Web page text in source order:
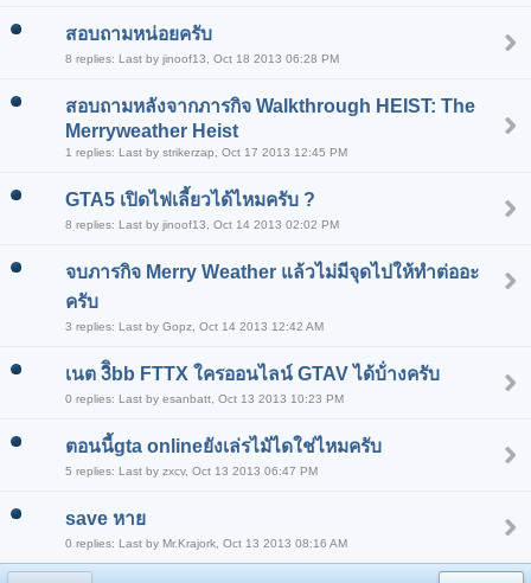
สอบถามหน่อยครับ
8 replies: Last by jinoof13, Oct 18 2013 06:28 PM
สอบถามหลังจากภารกิจ Walkthrough HEIST: The
Merryweather Heist
1 replies: Last by strikerzap, Oct 17 2013 12:45 PM
GTA5 เปิดไฟเลี้ยวได้ไหมครับ ?
8 replies: Last by jinoof13, Oct 14 2013 02:02 PM
จบภารกิจ Merry Weather แล้วไม่มีจุดไปให้ทําต่ออะ
ครับ
3 replies: Last by Gopz, Oct 14 2013 12:42 AM
เนต 3ิิbb FTTX ใครออนไลน์ GTAV ได้บ้่างครับ
0 replies: Last by esanbatt, Oct 13 2013 10:23 PM
ตอนนี้gta onlineยังเล่รไมัไดใช่ไหมครับ
5 replies: Last by zxcv, Oct 13 2013 06:47 PM
save หาย
0 replies: Last by Mr.Krajork, Oct 13 2013 08:16 AM